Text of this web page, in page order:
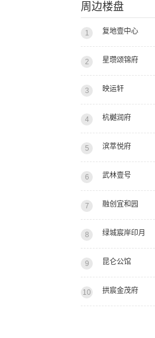
周边楼盘
1 复地壹中心
2 星瓒颂锦府
3 映运轩
4 杭樾润府
5 滨萃悦府
6 武林壹号
7 融创宜和园
8 绿城宸岸印月
9 昆仑公馆
10 拱宸金茂府